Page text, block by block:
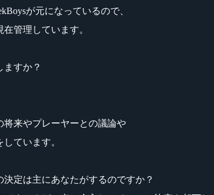
が元になっているので、
管理しています。
すか？
将来やプレーヤーとの議論や
ています。
定は主にあなたがするのですか？